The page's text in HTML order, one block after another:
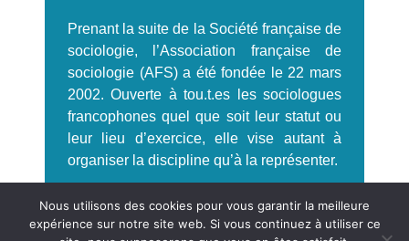
Prenant la suite de la Société française de
sociologie, l’Association française de
sociologie (AFS) a été fondée le 22 mars
2002. Ouverte à tou.t.es les sociologues
francophones quel que soit leur statut ou
leur lieu d’exercice, elle vise autant à
organiser la discipline qu’à la représenter.
S'incrire à la Newsletter AFS
Nous utilisons des cookies pour vous garantir la meilleure
expérience sur notre site web. Si vous continuez à utiliser ce